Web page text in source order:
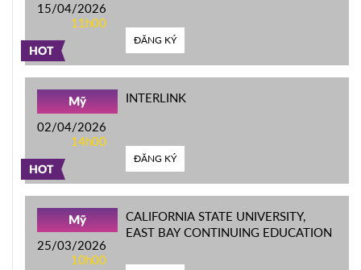
HOT
15/04/2026
11h00
ĐĂNG KÝ
HOT
Mỹ
02/04/2026
14h00
INTERLINK
ĐĂNG KÝ
Mỹ
25/03/2026
10h00
CALIFORNIA STATE UNIVERSITY,
EAST BAY CONTINUING EDUCATION